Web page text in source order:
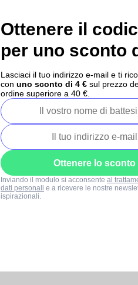
Ottenere il
per uno sconto
Lasciaci il tuo indirizzo e-mail e ti
con uno sconto di 4 € sul prezzo
ordine superiore a 40 €.
Ottenere lo sconto
Inviando il modulo si acconsente al
dati personali e a ricevere le nostre
ispirazionali.